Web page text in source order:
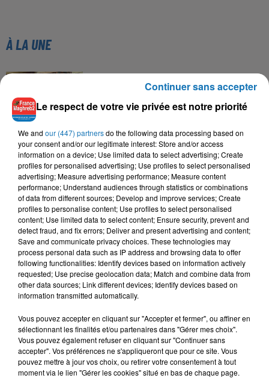
À LA UNE
Baya: La Muse Algérienne Qui a Charmé le Monde
31 décembre 2025
Une CAN bien lancée entre cérémonial,
confirmations et démonstrations
22 décembre 2025
Couscous de saison : marché local et cuisine du
Maghreb
TITRES DIFFUSÉS
Le respect de votre vie privée est notre priorité
We and our (447) partnersdo the following data processing based on
your consent and/or our legitimate interest: Store and/or access
information on a device; Use limited data to select advertising; Create
profiles for personalised advertising; Use profiles to select personalised
advertising; Measure advertising performance; Measure content
performance; Understand audiences through statistics or combinations
of data from different sources; Develop and improve services; Create
profiles to personalise content; Use profiles to select personalised
content; Use limited data to select content; Ensure security, prevent and
detect fraud, and fix errors; Deliver and present advertising and content;
Save and communicate privacy choices. These technologies may
process personal data such as IP address and browsing data to offer
following functionalities: Identify devices based on information actively
requested; Use precise geolocation data; Match and combine data from
other data sources; Link different devices; Identify devices based on
information transmitted automatically.
Vous pouvez accepter en cliquant sur "Accepter et fermer", ou affiner en
sélectionnant les finalités et/ou partenaires dans "Gérer mes choix".
Vous pouvez également refuser en cliquant sur "Continuer sans
accepter". Vos préférences ne s'appliqueront que pour ce site. Vous
pouvez mettre à jour vos choix, ou retirer votre consentement à tout
moment via le lien "Gérer les cookies" situé en bas de chaque page.
Continuer sans accepter